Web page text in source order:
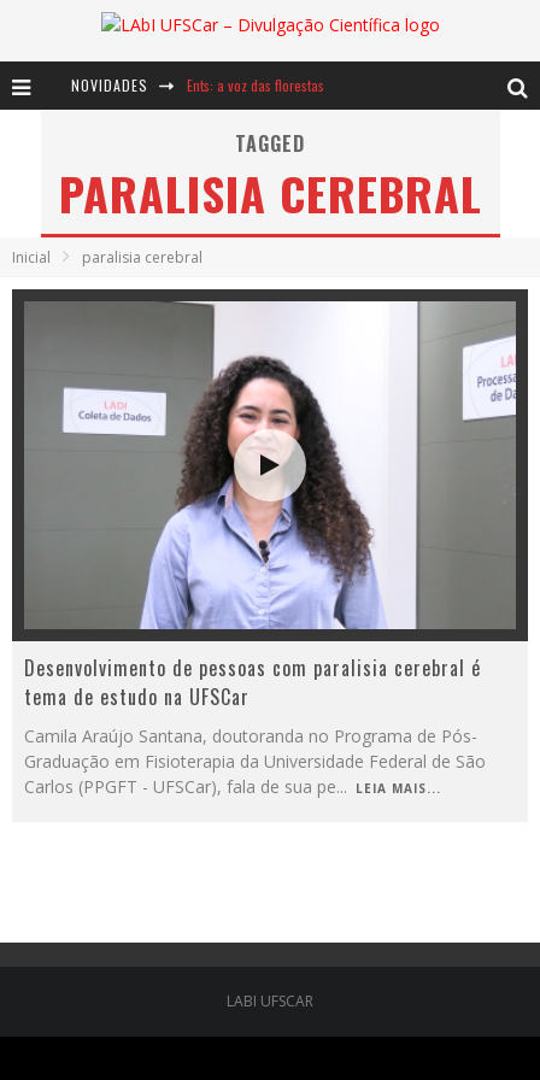
NOVIDADES Ents: a voz das florestas
Notáveis: Bertha Lutz
Baú de Histórias - A jamais imaginada aventura com os moinhos de vento
TAGGED
PARALISIA CEREBRAL
Inicial paralisia cerebral
Desenvolvimento de pessoas com paralisia cerebral é
tema de estudo na UFSCar
Camila Araújo Santana, doutoranda no Programa de Pós-
Graduação em Fisioterapia da Universidade Federal de São
Carlos (PPGFT - UFSCar), fala de sua pe... LEIA MAIS...
LABI UFSCAR